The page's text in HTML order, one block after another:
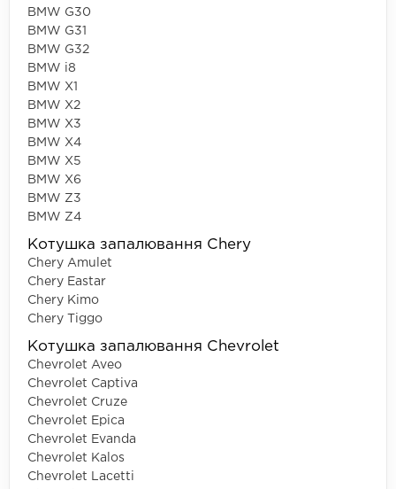
BMW G30
BMW G31
BMW G32
BMW i8
BMW X1
BMW X2
BMW X3
BMW X4
BMW X5
BMW X6
BMW Z3
BMW Z4
Котушка запалювання Chery
Chery Amulet
Chery Eastar
Chery Kimo
Chery Tiggo
Котушка запалювання Chevrolet
Chevrolet Aveo
Chevrolet Captiva
Chevrolet Cruze
Chevrolet Epica
Chevrolet Evanda
Chevrolet Kalos
Chevrolet Lacetti